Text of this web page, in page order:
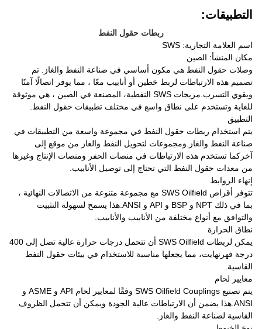
التطبيقات:
ربطات حقول النفط
اسم العلامة التجارية: SWS
مكان المنشأ: الصين
وصلات حقول النفط هي مكون أساسي في صناعة النفط والغاز. تم
تصميم هذه الارتباطات لربط خطين أو أنابيب معًا ، مما يوفر اتصالًا آمنًا
ويقوي التسرب.مزيجات SWS النفطية، المصنعة في الصين ، هي موثوقة
للغاية وتستخدم على نطاق واسع في مختلف تطبيقات حقول النفط.
التطبيق
يتم استخدام ربطات حقول النفط في مجموعة واسعة من التطبيقات في
صناعة النفط والغاز.ومجموعات لتحويل النفط والغاز من موقع إلى
آخركما تستخدم هذه الارتباطات في منصات الحفر ومنصات الإنتاج وغيرها
من معدات حقول النفط التي تحتاج إلى توصيل الأنابيب.
إنهاء الروابط
تتوفر أقراص SWS Oilfield مع مجموعة متنوعة من الاتصالات النهائية ،
بما في ذلك NPT و BSP و API و ANSI.هذا يسمح لسهولة التثبيت
والتوافق مع أنواع مختلفة من الأنابيب والأنابيب.
نطاق الحرارة
يمكن لربطات SWS Oilfield أن تتحمل درجات حرارة عالية تصل إلى 400
درجة فهرنهايت، مما يجعلها مناسبة للاستخدام في بيئات حقول النفط
القاسية.
معايير لحام
يتم تصنيع SWS Oilfield Couplings وفقًا لمعايير لحام API و ASME و
ANSI.هذا يضمن أن الارتباطات عالية الجودة ويمكن أن تتحمل الظروف
القاسية لصناعة النفط والغاز.